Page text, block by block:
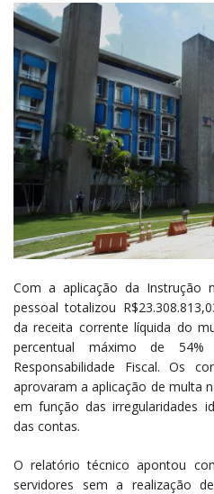
Com a aplicação da Instrução
pessoal totalizou
da receita corrente líquida do
percentual máximo de
Responsabilidade Fiscal. Os
aprovaram a aplicação de multa
em função das irregularidades
das contas.
O relatório técnico apontou
servidores sem a realização